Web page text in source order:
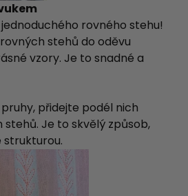
rovného stehu!
stehů do oděvu
vzory. Je to snadné a
přidejte podél nich
Je to skvělý způsob,
strukturou.